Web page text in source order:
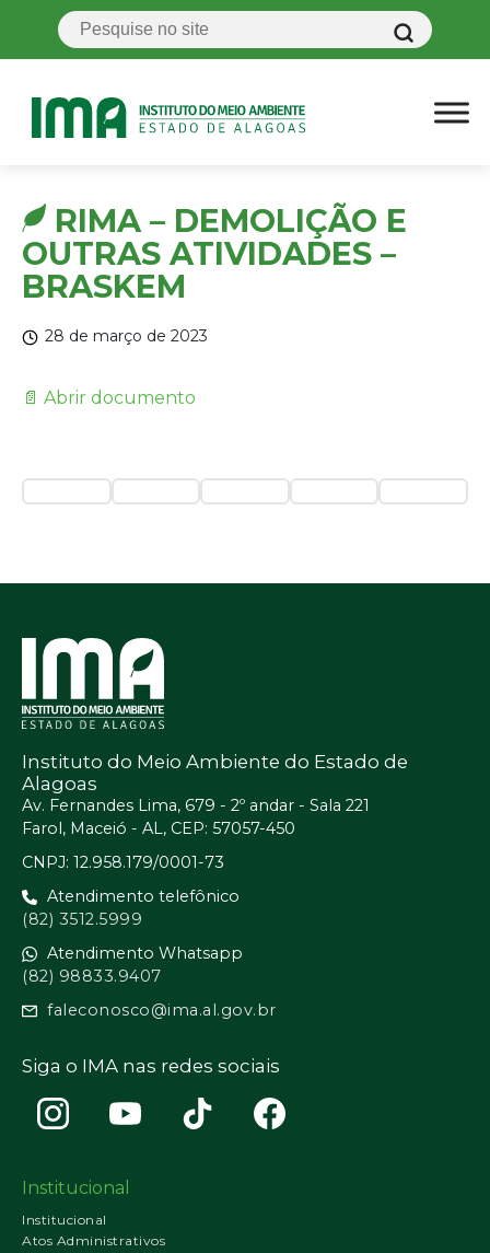
RIMA – DEMOLIÇÃO E
OUTRAS ATIVIDADES –
BRASKEM
28 de março de 2023
📄 Abrir documento
Instituto do Meio Ambiente do Estado de
Alagoas
Av. Fernandes Lima, 679 - 2º andar - Sala 221
Farol, Maceió - AL, CEP: 57057-450
CNPJ: 12.958.179/0001-73
Atendimento telefônico
(82) 3512.5999
Atendimento Whatsapp
(82) 98833.9407
faleconosco@ima.al.gov.br
Siga o IMA nas redes sociais
Institucional
Institucional
Atos Administrativos